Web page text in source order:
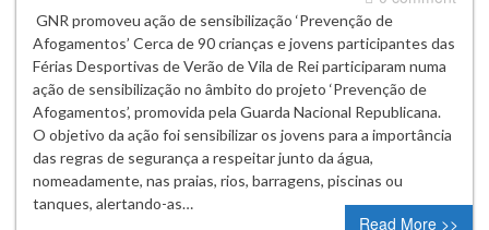
GNR promoveu ação de sensibilização ‘Prevenção de
Afogamentos’ Cerca de 90 crianças e jovens participantes das
Férias Desportivas de Verão de Vila de Rei participaram numa
ação de sensibilização no âmbito do projeto ‘Prevenção de
Afogamentos’, promovida pela Guarda Nacional Republicana.
O objetivo da ação foi sensibilizar os jovens para a importância
das regras de segurança a respeitar junto da água,
nomeadamente, nas praias, rios, barragens, piscinas ou
tanques, alertando-as…
Read More >>